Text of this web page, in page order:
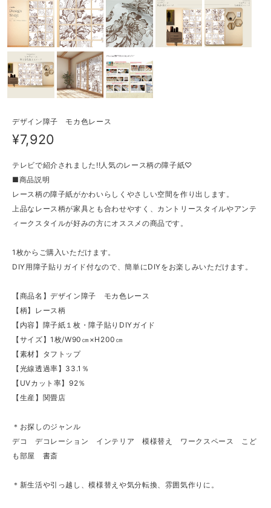
デザイン障子 モカ色レース
¥7,920
テレビで紹介されました!!人気のレース柄の障子紙♡
■商品説明
レース柄の障子紙がかわいらしくやさしい空間を作り出します。
上品なレース柄が家具とも合わせやすく、カントリースタイルやアンテ
ィークスタイルが好みの方にオススメの商品です。
1枚からご購入いただけます。
DIY用障子貼りガイド付なので、簡単にDIYをお楽しみいただけます。
【商品名】デザイン障子 モカ色レース
【柄】レース柄
【内容】障子紙１枚・障子貼りDIYガイド
【サイズ】1枚/W90㎝×H200㎝
【素材】タフトップ
【光線透過率】33.1％
【UVカット率】92％
【生産】関畳店
＊お探しのジャンル
デコ デコレーション インテリア 模様替え ワークスペース こど
も部屋 書斎
＊新生活や引っ越し、模様替えや気分転換、雰囲気作りに。